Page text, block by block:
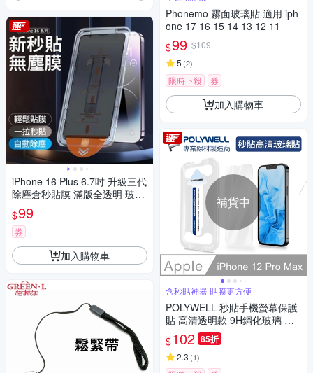
iPhone 16 Plus 6.7吋 升級三代
除塵倉秒貼膜 滿版全透明 玻璃
保護貼/保護膜
$99
券
加入購物車
Phonemo 霧面玻璃貼 適用 iph
one 17 16 15 14 13 12 11
$99 $109
5 (2)
限時下殺 券
加入購物車
補貨中
含秒貼神器 貼膜更方便
POLYWELL 秒貼手機螢幕保護
貼 高清透明款 9H鋼化玻璃 適
用iPhone12 Pro Max
$102 85折
2.3 (1)